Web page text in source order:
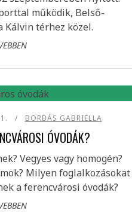
működik, Belső-
Kálvin térhez közel.
BORBÁS GABRIELLA
ÓVODÁK?
Vegyes vagy homogén?
Milyen foglalkozásokat
a ferencvárosi óvodák?